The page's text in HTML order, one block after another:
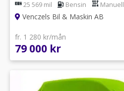
25 569 mil Bensin Manuell
Venczels Bil & Maskin AB
fr. 1 280 kr/mån
79 000 kr